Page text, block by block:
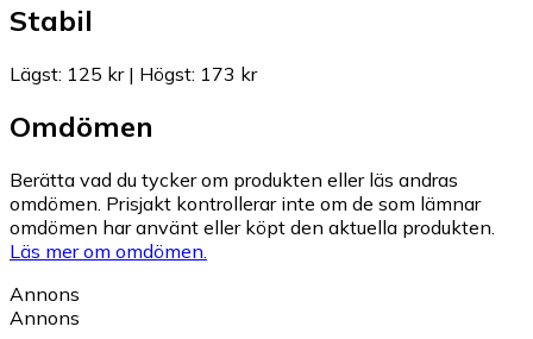
Stabil
Lägst: 125 kr| Högst: 173 kr
Omdömen
Berätta vad du tycker om produkten eller läs andras
omdömen. Prisjakt kontrollerar inte om de som lämnar
omdömen har använt eller köpt den aktuella produkten.
Läs mer om omdömen.
Annons
Annons